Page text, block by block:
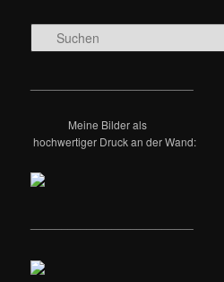
u
Meine Bilder als
hochwertiger Druck an der Wand: